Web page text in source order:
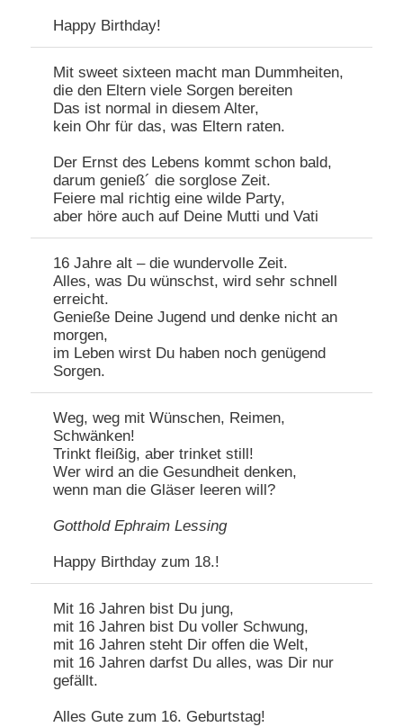
Happy Birthday!
Mit sweet sixteen macht man Dummheiten,
die den Eltern viele Sorgen bereiten
Das ist normal in diesem Alter,
kein Ohr für das, was Eltern raten.
Der Ernst des Lebens kommt schon bald,
darum genieß´ die sorglose Zeit.
Feiere mal richtig eine wilde Party,
aber höre auch auf Deine Mutti und Vati
16 Jahre alt – die wundervolle Zeit.
Alles, was Du wünschst, wird sehr schnell
erreicht.
Genieße Deine Jugend und denke nicht an
morgen,
im Leben wirst Du haben noch genügend
Sorgen.
Weg, weg mit Wünschen, Reimen,
Schwänken!
Trinkt fleißig, aber trinket still!
Wer wird an die Gesundheit denken,
wenn man die Gläser leeren will?
Gotthold Ephraim Lessing
Happy Birthday zum 18.!
Mit 16 Jahren bist Du jung,
mit 16 Jahren bist Du voller Schwung,
mit 16 Jahren steht Dir offen die Welt,
mit 16 Jahren darfst Du alles, was Dir nur
gefällt.
Alles Gute zum 16. Geburtstag!